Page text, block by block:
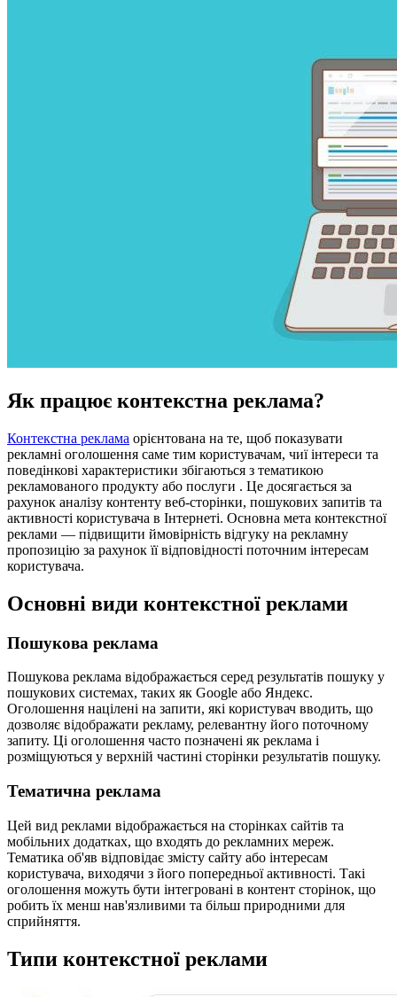
Як працює контекстна реклама?
Контекстна реклама орієнтована на те, щоб показувати
рекламні оголошення саме тим користувачам, чиї інтереси та
поведінкові характеристики збігаються з тематикою
рекламованого продукту або послуги . Це досягається за
рахунок аналізу контенту веб-сторінки, пошукових запитів та
активності користувача в Інтернеті. Основна мета контекстної
реклами — підвищити ймовірність відгуку на рекламну
пропозицію за рахунок її відповідності поточним інтересам
користувача.
Основні види контекстної реклами
Пошукова реклама
Пошукова реклама відображається серед результатів пошуку у
пошукових системах, таких як Google або Яндекс.
Оголошення націлені на запити, які користувач вводить, що
дозволяє відображати рекламу, релевантну його поточному
запиту. Ці оголошення часто позначені як реклама і
розміщуються у верхній частині сторінки результатів пошуку.
Тематична реклама
Цей вид реклами відображається на сторінках сайтів та
мобільних додатках, що входять до рекламних мереж.
Тематика об'яв відповідає змісту сайту або інтересам
користувача, виходячи з його попередньої активності. Такі
оголошення можуть бути інтегровані в контент сторінок, що
робить їх менш нав'язливими та більш природними для
сприйняття.
Типи контекстної реклами